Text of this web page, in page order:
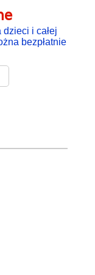
i całej
bezpłatnie